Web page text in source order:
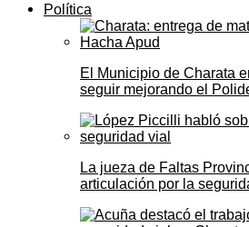
Política
El Municipio de Charata
seguir mejorando el
La jueza de Faltas
articulación por la